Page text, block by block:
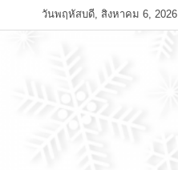
to
วันพฤหัสบดี, สิงหาคม 6, 2026